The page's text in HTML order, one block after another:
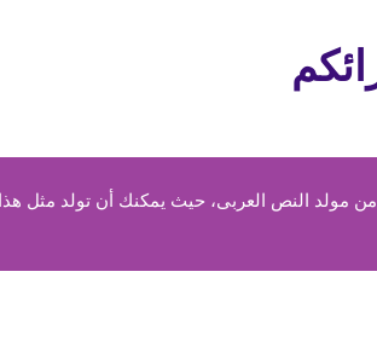
النص العربى، حيث يمكنك أن تولد مثل